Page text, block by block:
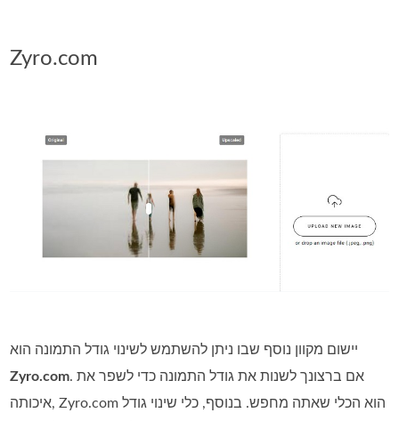
Zyro.com
יישום מקוון נוסף שבו ניתן להשתמש לשינוי גודל התמונה הוא
Zyro.com. אם ברצונך לשנות את גודל התמונה כדי לשפר את
איכותה, Zyro.com הוא הכלי שאתה מחפש. בנוסף, כלי שינוי גודל